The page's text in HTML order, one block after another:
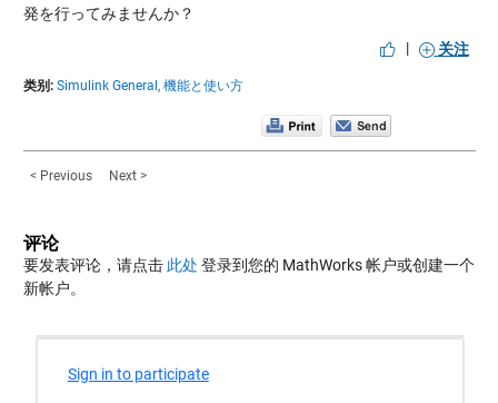
発を行ってみませんか？
|
关注
类别: Simulink General, 機能と使い方
< Previous Next >
评论
要发表评论，请点击 此处 登录到您的 MathWorks 帐户或创建一个
新帐户。